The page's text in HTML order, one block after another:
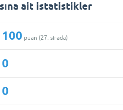
ait istatistikler
100 puan (27 . sırada)
0
0